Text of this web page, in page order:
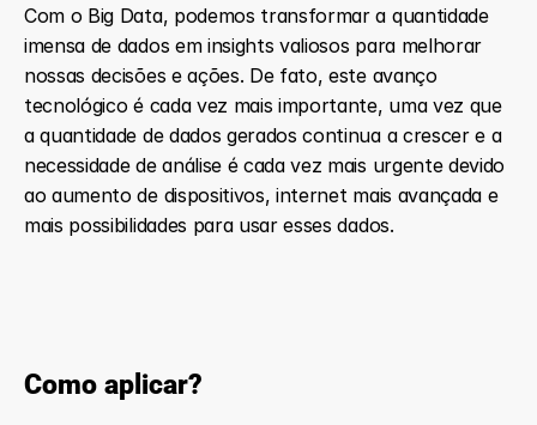
Com o Big Data, podemos transformar a quantidade
imensa de dados em insights valiosos para melhorar
nossas decisões e ações. De fato, este avanço
tecnológico é cada vez mais importante, uma vez que
a quantidade de dados gerados continua a crescer e a
necessidade de análise é cada vez mais urgente devido
ao aumento de dispositivos, internet mais avançada e
mais possibilidades para usar esses dados.
Como aplicar?